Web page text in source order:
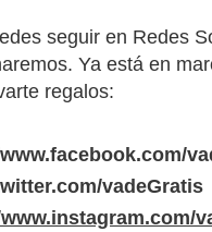
seguir en Redes
Ya está en
regalos:
vadeGratis